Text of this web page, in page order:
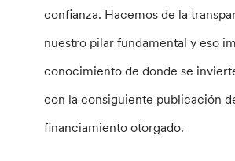
confianza. Hacemos de la
nuestro pilar fundamental y eso
conocimiento de donde se
con la consiguiente publicación
financiamiento otorgado.